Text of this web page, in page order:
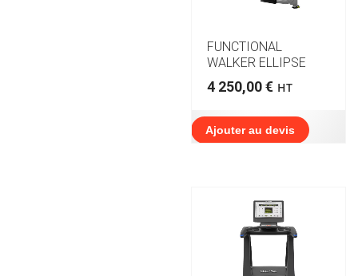
FUNCTIONAL
WALKER ELLIPSE
4 250,00€ HT
Ajouter au devis